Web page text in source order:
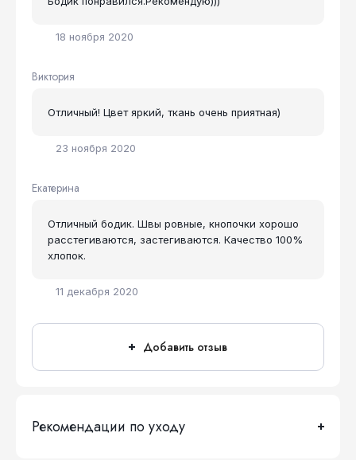
18 ноября 2020
Виктория
23 ноября 2020
Отличный! Цвет яркий, ткань очень приятная)
Екатерина
11 декабря 2020
Отличный бодик. Швы ровные, кнопочки хорошо
расстегиваются, застегиваются. Качество 100%
хлопок.
Добавить отзыв
Рекомендации по уходу